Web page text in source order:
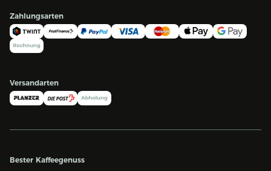
Zahlungsarten
Versandarten
Bester Kaffeegenuss